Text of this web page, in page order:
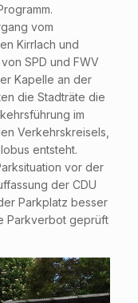
vom
Kirrlach und
SPD und FWV
Kapelle an der
die Stadträte die
im
Verkehrskreisels,
entsteht.
vor der
der CDU
Parkplatz besser
Parkverbot geprüft